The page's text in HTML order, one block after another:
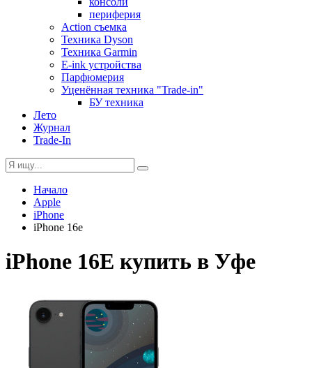
периферия
Action съемка
Техника Dyson
Техника Garmin
E-ink устройства
Парфюмерия
Уценённая техника "Trade-in"
БУ техника
Лето
Журнал
Trade-In
Начало
Apple
iPhone
iPhone 16e
iPhone 16E купить в Уфе